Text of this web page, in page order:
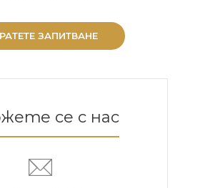
ЗАПИТВАНЕ
се с нас